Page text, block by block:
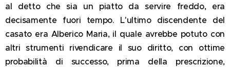
al detto che sia un piatto da servire freddo, era
decisamente fuori tempo. L'ultimo discendente del
casato era Alberico Maria, il quale avrebbe potuto con
altri strumenti rivendicare il suo diritto, con ottime
probabilità di successo, prima della prescrizione,